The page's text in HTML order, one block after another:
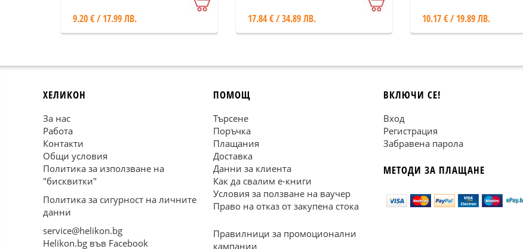
9.20 € / 17.99 ЛВ. 17.84 € / 34.89 ЛВ. 10.17 € / 19.89 ЛВ.
ХЕЛИКОН
За нас
Работа
Контакти
Общи условия
Политика за използване на
"бисквитки"
Политика за сигурност на личните
данни
service@helikon.bg
Helikon.bg във Facebook
ПОМОЩ
Търсене
Поръчка
Плащания
Доставка
Данни за клиента
Как да свалим е-книги
Условия за ползване на ваучер
Право на отказ от закупена стока
Правилници за промоционални
кампании
ВКЛЮЧИ СЕ!
Вход
Регистрация
Забравена парола
МЕТОДИ ЗА ПЛАЩАНЕ